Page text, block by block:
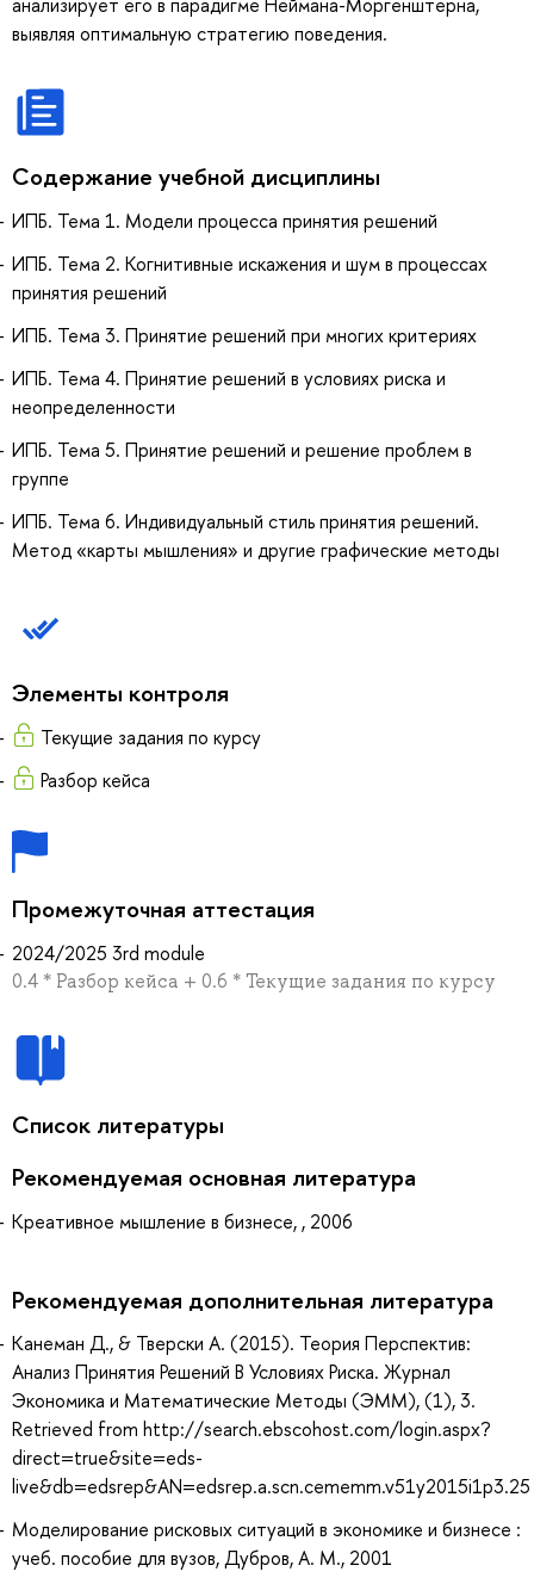
анализирует его в парадигме Неймана-Моргенштерна,
выявляя оптимальную стратегию поведения.
Содержание учебной дисциплины
ИПБ. Тема 1. Модели процесса принятия решений
ИПБ. Тема 2. Когнитивные искажения и шум в процессах
принятия решений
ИПБ. Тема 3. Принятие решений при многих критериях
ИПБ. Тема 4. Принятие решений в условиях риска и
неопределенности
ИПБ. Тема 5. Принятие решений и решение проблем в
группе
ИПБ. Тема 6. Индивидуальный стиль принятия решений.
Метод «карты мышления» и другие графические методы
Элементы контроля
Текущие задания по курсу
Разбор кейса
Промежуточная аттестация
2024/2025 3rd module
0.4 * Разбор кейса + 0.6 * Текущие задания по курсу
Список литературы
Рекомендуемая основная литература
Креативное мышление в бизнесе, , 2006
Рекомендуемая дополнительная литература
Канеман Д., & Тверски А. (2015). Теория Перспектив:
Анализ Принятия Решений В Условиях Риска. Журнал
Экономика и Математические Методы (ЭММ), (1), 3.
Retrieved from http://search.ebscohost.com/login.aspx?
direct=true&site=eds-
live&db=edsrep&AN=edsrep.a.scn.cememm.v51y2015i1p3.25
Моделирование рисковых ситуаций в экономике и бизнесе :
учеб. пособие для вузов, Дубров, А. М., 2001